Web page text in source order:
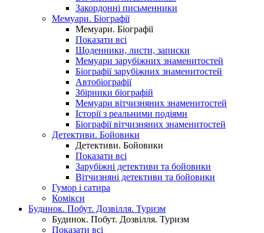
Закордонні письменники
Мемуари. Біографії
Мемуари. Біографії
Показати всі
Щоденники, листи, записки
Мемуари зарубіжних знаменитостей
Біографії зарубіжних знаменитостей
Автобіографії
Збірники біографій
Мемуари вітчизняних знаменитостей
Історії з реальними подіями
Біографії вітчизняних знаменитостей
Детективи. Бойовики
Детективи. Бойовики
Показати всі
Зарубіжні детективи та бойовики
Вітчизняні детективи та бойовики
Гумор і сатира
Комікси
Будинок. Побут. Дозвілля. Туризм
Будинок. Побут. Дозвілля. Туризм
Показати всі